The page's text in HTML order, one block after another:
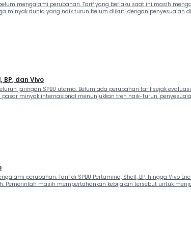
mengalami perubahan. Tarif yang berlaku saat ini masih
minyak dunia yang naik turun belum diikuti dengan penyesuaian di
BP, dan Vivo
jaringan SPBU utama. Belum ada perubahan tarif sejak
minyak internasional menunjukkan tren naik-turun,
perubahan. Tarif di SPBU Pertamina, Shell, BP, hingga Vivo
masih mempertahankan kebijakan tersebut untuk